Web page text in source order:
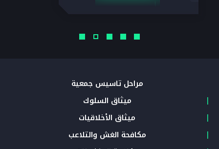
مراحل تأسيس جمعية
ميثاق السلوك
ميثاق الأخلاقيات
مكافحة الغش والتلاعب